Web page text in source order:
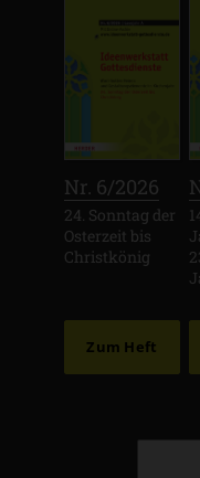
Nr. 6/2026
24. Sonntag der
Osterzeit bis
Christkönig
Zum Heft